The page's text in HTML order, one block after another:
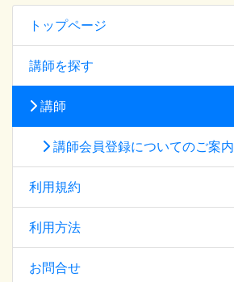
トップページ
講師を探す
講師
講師会員登録についてのご案内
利用規約
利用方法
お問合せ